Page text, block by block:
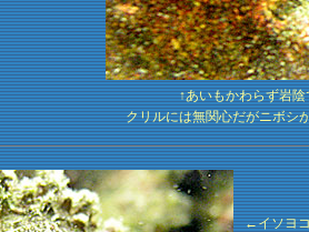
↑あいもかわらず岩
クリルには無関心だがニボシ
←イソヨ